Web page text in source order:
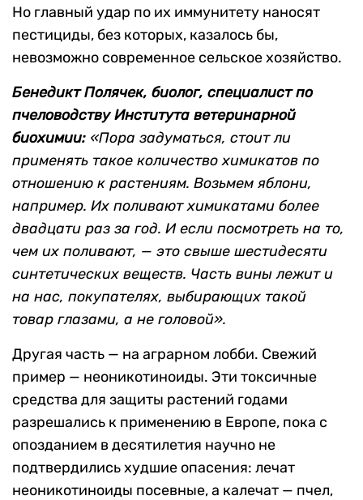
Но главный удар по их иммунитету наносят
пестициды, без которых, казалось бы,
невозможно современное сельское хозяйство.
Бенедикт Полячек, биолог, специалист по
пчеловодству Института ветеринарной
биохимии: «Пора задуматься, стоит ли
применять такое количество химикатов по
отношению к растениям. Возьмем яблони,
например. Их поливают химикатами более
двадцати раз за год. И если посмотреть на то,
чем их поливают, — это свыше шестидесяти
синтетических веществ. Часть вины лежит и
на нас, покупателях, выбирающих такой
товар глазами, а не головой».
Другая часть — на аграрном лобби. Свежий
пример — неоникотиноиды. Эти токсичные
средства для защиты растений годами
разрешались к применению в Европе, пока с
опозданием в десятилетия научно не
подтвердились худшие опасения: лечат
неоникотиноиды посевные, а калечат — пчел,